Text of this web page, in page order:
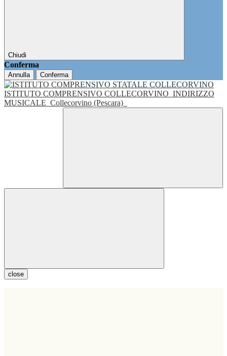
Chiudi
Conferma
Annulla Conferma
ISTITUTO COMPRENSIVO COLLECORVINO INDIRIZZO
MUSICALE Collecorvino (Pescara)
close